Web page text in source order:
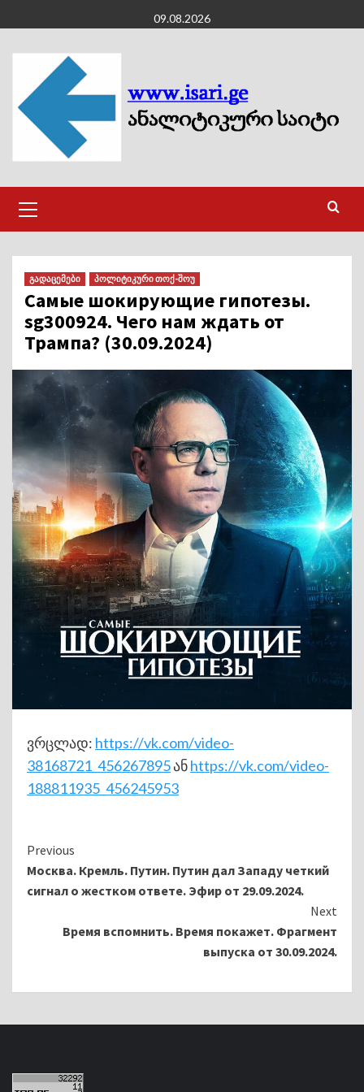
to
content
09.08.2026
Menu
გადაცემები პოლიტიკური თოქ-შოუ
Самые шокирующие гипотезы.
sg300924. Чего нам ждать от
Трампа? (30.09.2024)
ვრცლად: https://vk.com/video-
38168721_456267895ანhttps://vk.com/video-
188811935_456245953
Continue
Reading
Previous
Москва. Кремль. Путин. Путин дал Западу четкий
сигнал о жестком ответе. Эфир от 29.09.2024.
Next
Время вспомнить. Время покажет. Фрагмент
выпуска от 30.09.2024.